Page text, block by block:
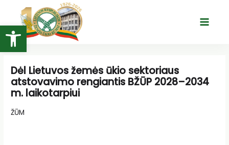
Open toolbar
turinio
Main
Dėl Lietuvos žemės ūkio sektoriaus
atstovavimo rengiantis BŽŪP 2028–2034
m. laikotarpiui
ŽŪM